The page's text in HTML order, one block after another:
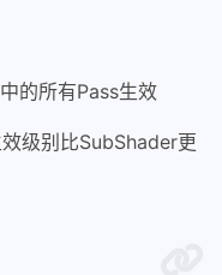
c.rgb;
= _Metallic;
=
c.a;
的所有Pass生效
级别比SubShader更